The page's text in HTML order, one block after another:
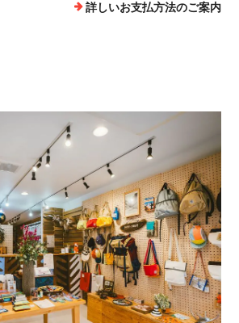
詳しいお支払方法のご案内